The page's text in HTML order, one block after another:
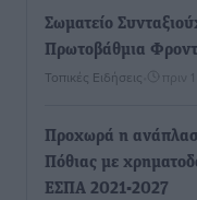
Σωματείο
Πρωτοβάθμια
Τοπικές Ειδήσεις πριν
Προχωρά η
Πόθιας με
ΕΣΠΑ 2021-2027